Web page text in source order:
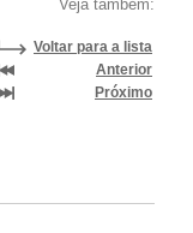
Veja também:
Voltar para a lista
Anterior
Próximo